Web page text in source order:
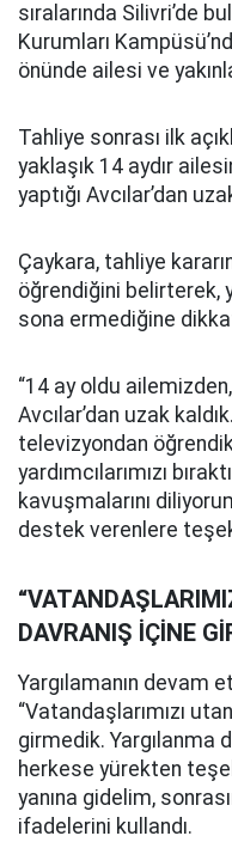
sıralarında Silivri’de
Kurumları
önünde ailesi ve
Tahliye sonrası ilk
yaklaşık 14 aydır
yaptığı Avcılar’dan
Çaykara, tahliye
öğrendiğini belirterek,
sona ermediğine
“14 ay oldu
Avcılar’dan uzak
televizyondan
yardımcılarımızı
kavuşmalarını
destek verenlere
DAVRANIŞ İÇİNE
Yargılamanın devam
“Vatandaşlarımızı
girmedik. Yargılanma
herkese yürekten
yanına gidelim,
ifadelerini kullandı.